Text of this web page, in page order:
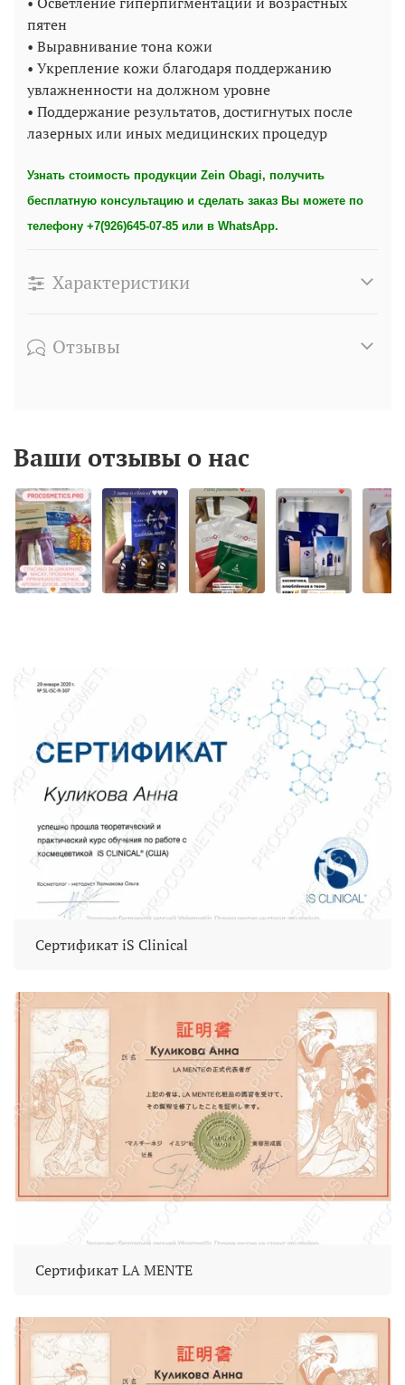
пятен
• Выравнивание тона кожи
• Укрепление кожи благодаря поддержанию
увлажненности на должном уровне
• Поддержание результатов, достигнутых после
лазерных или иных медицинских процедур
Узнать стоимость продукции Zein Obagi, получить
бесплатную консультацию и сделать заказ Вы можете по
телефону +7(926)645-07-85 или в WhatsApp.
Характеристики
Отзывы
Ваши отзывы о нас
Сертификат iS Clinical
Сертификат LA MENTE